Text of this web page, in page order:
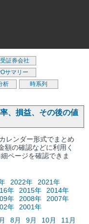
受証券会社
サマリー
析
時系列
、損益、その後の値
レンダー形式でまとめ
額の確認などに利用く
ページを確認できま
2022年
2021年
年 2015年
2014年
年 2008年
2007年
年
2001年
8月 9月 10月
11月